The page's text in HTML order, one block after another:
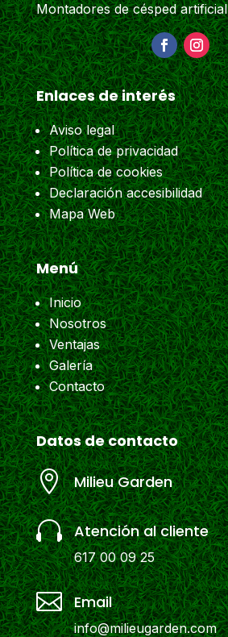
Montadores de césped artificial
Enlaces de interés
Aviso legal
Política de privacidad
Política de cookies
Declaración accesibilidad
Mapa Web
Menú
Inicio
Nosotros
Ventajas
Galería
Contacto
Datos de contacto
 Milieu Garden
 Atención al cliente
617 00 09 25
 Email
info@milieugarden.com